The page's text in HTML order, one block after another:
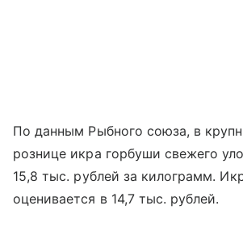
По данным Рыбного союза, в
рознице икра горбуши свежего
15,8 тыс. рублей за килограмм.
оценивается в 14,7 тыс. рублей.